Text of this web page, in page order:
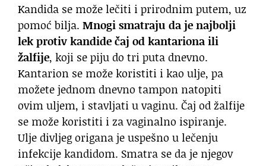
Kandida se može lečiti i prirodnim putem, uz
pomoć bilja. Mnogi smatraju da je najbolji
lek protiv kandide čaj od kantariona ili
žalfije, koji se piju do tri puta dnevno.
Kantarion se može koristiti i kao ulje, pa
možete jednom dnevno tampon natopiti
ovim uljem, i stavljati u vaginu. Čaj od žalfije
se može koristiti i za vaginalno ispiranje.
Ulje divljeg origana je uspešno u lečenju
infekcije kandidom. Smatra se da je njegov